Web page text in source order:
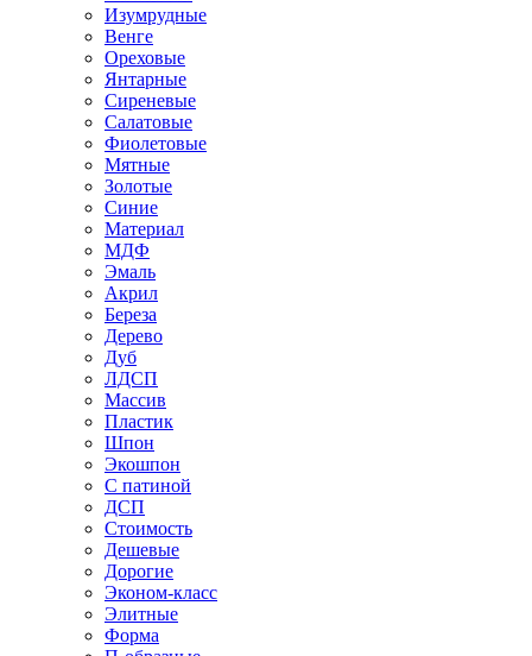
Изумрудные
Венге
Ореховые
Янтарные
Сиреневые
Салатовые
Фиолетовые
Мятные
Золотые
Синие
Материал
МДФ
Эмаль
Акрил
Береза
Дерево
Дуб
ЛДСП
Массив
Пластик
Шпон
Экошпон
С патиной
ДСП
Стоимость
Дешевые
Дорогие
Эконом-класс
Элитные
Форма